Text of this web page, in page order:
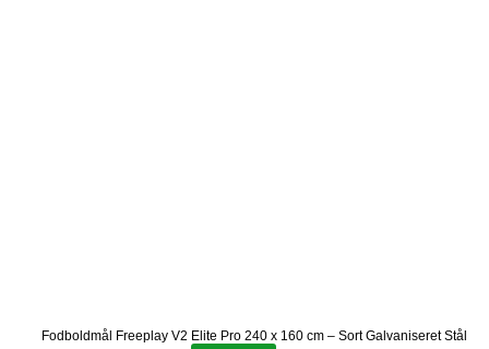
Fodboldmål Freeplay V2 Elite Pro 240 x 160 cm – Sort Galvaniseret Stål